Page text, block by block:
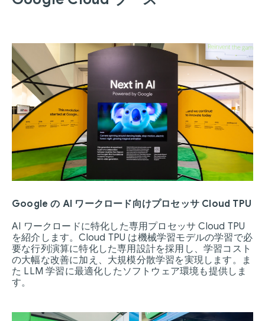
Google の AI ワークロード向けプロセッサ Cloud TPU
AI ワークロードに特化した専用プロセッサ Cloud TPU
を紹介します。Cloud TPU は機械学習モデルの学習で必
要な行列演算に特化した専用設計を採用し、学習コスト
の大幅な改善に加え、大規模分散学習を実現します。ま
た LLM 学習に最適化したソフトウェア環境も提供しま
す。